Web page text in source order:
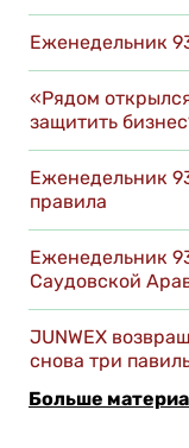
Еженедельник
«Рядом
защитить
Еженедельник
правила
Еженедельник
Саудовской
JUNWEX
снова три
Больше